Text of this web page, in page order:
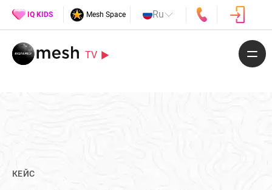
IQ KIDS Mesh Space Ru
TV
КЕЙС